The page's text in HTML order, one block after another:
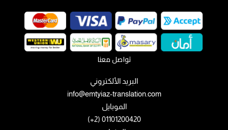
تواصل معنا
البريد الألكتروني
info@emtyiaz-translation.com
الموبايل
01101200420 (2+)